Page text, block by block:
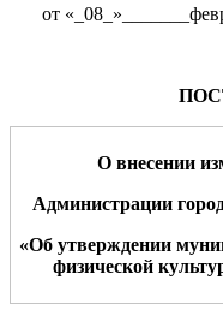
от
О внесении
Администрации
«Об утверждении
физической